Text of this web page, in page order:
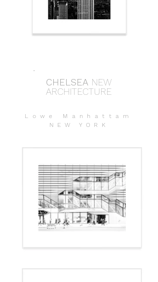
CHELSEA NEW
ARCHITECTURE
Lowe Manhattam
NEW YORK